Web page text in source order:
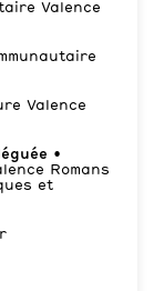
Valence
Valence
•
Romans
et